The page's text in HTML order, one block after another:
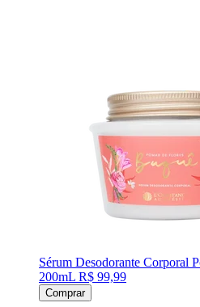
Sérum Desodorante Corporal
200mL R$ 99,99
Comprar